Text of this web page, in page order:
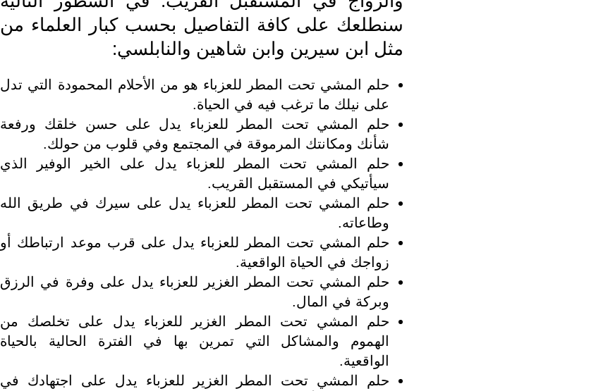
سنطلعك على كافة التفاصيل بحسب كبار العلماء من
مثل ابن سيرين وابن شاهين والنابلسي:
حلم المشي تحت المطر للعزباء هو من الأحلام المحمودة التي تدل
على نيلك ما ترغب فيه في الحياة.
حلم المشي تحت المطر للعزباء يدل على حسن خلقك ورفعة
شأنك ومكانتك المرموقة في المجتمع وفي قلوب من حولك.
حلم المشي تحت المطر للعزباء يدل على الخير الوفير الذي
سيأتيكي في المستقبل القريب.
حلم المشي تحت المطر للعزباء يدل على سيرك في طريق الله
وطاعاته.
حلم المشي تحت المطر للعزباء يدل على قرب موعد ارتباطك أو
زواجك في الحياة الواقعية.
حلم المشي تحت المطر الغزير للعزباء يدل على وفرة في الرزق
وبركة في المال.
حلم المشي تحت المطر الغزير للعزباء يدل على تخلصك من
الهموم والمشاكل التي تمرين بها في الفترة الحالية بالحياة
الواقعية.
حلم المشي تحت المطر الغزير للعزباء يدل على اجتهادك في